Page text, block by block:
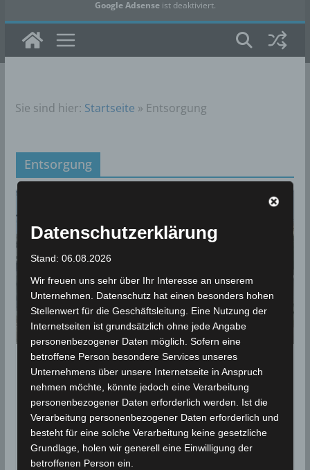
Google Adsenseist deaktiviert.
✓ Erlauben Datenschutzbedingungen
Sie sind hier: Startseite » Entsorgung
Entsorgung
ALLGEMEINES
Verhaltenshinweise nach
Überflutungen
23. Oktober 2024 Wettermann
1809 Views
Abhilfe, Desinfizierung, Überschwemmung
Datenschutzerklärung
Stand: 06.08.2026
Wir freuen uns sehr über Ihr Interesse an unserem
Unternehmen. Datenschutz hat einen besonders hohen
Stellenwert für die Geschäftsleitung. Eine Nutzung der
Internetseiten ist grundsätzlich ohne jede Angabe
personenbezogener Daten möglich. Sofern eine
betroffene Person besondere Services unseres
Unternehmens über unsere Internetseite in Anspruch
nehmen möchte, könnte jedoch eine Verarbeitung
personenbezogener Daten erforderlich werden. Ist die
Verarbeitung personenbezogener Daten erforderlich und
besteht für eine solche Verarbeitung keine gesetzliche
Grundlage, holen wir generell eine Einwilligung der
betroffenen Person ein.